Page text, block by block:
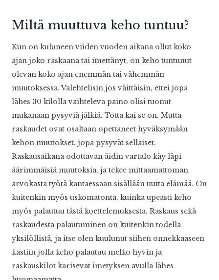
Miltä muuttuva keho tuntuu?
Kun on kuluneen viiden vuoden aikana ollut koko
ajan joko raskaana tai imettänyt, on keho tuntunut
olevan koko ajan enemmän tai vähemmän
muutoksessa. Valehtelisin jos väittäisin, ettei jopa
lähes 30 kilolla vaihteleva paino olisi tuonut
mukanaan pysyviä jälkiä. Totta kai se on. Mutta
raskaudet ovat osaltaan opettaneet hyväksymään
kehon muutokset, jopa pysyvät sellaiset.
Raskausaikana odottavan äidin vartalo käy läpi
äärimmäisiä muutoksia, ja tekee mittaamattoman
arvokasta työtä kantaessaan sisällään uutta elämää. On
kuitenkin myös uskomatonta, kuinka upeasti keho
myös palautuu tästä koettelemuksesta. Raskaus sekä
raskaudesta palautuminen on kuitenkin todella
yksilöllistä, ja itse olen kuulunut siihen onnekkaaseen
kastiin jolla keho palautuu melko hyvin ja
raskauskilot karisevat imetyksen avulla lähes